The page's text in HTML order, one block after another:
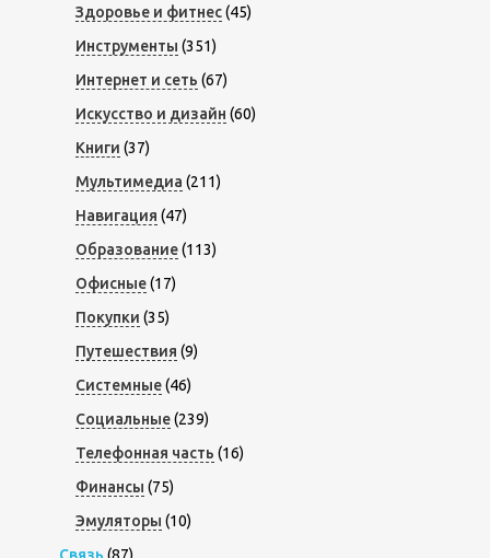
Здоровье и фитнес(45)
Инструменты (351)
Интернет и сеть (67)
Искусство и дизайн (60)
Книги (37)
Мультимедиа (211)
Навигация (47)
Образование(113)
Офисные(17)
Покупки (35)
Путешествия (9)
Системные(46)
Социальные(239)
Телефонная часть (16)
Финансы (75)
Эмуляторы (10)
Связь (87)